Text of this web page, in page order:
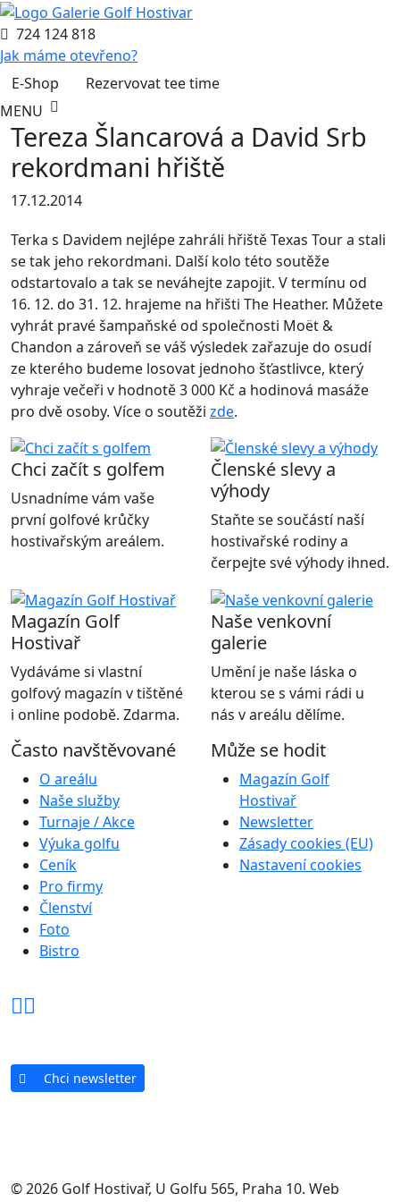
724 124 818
Jak máme otevřeno?
E-Shop
Rezervovat tee time
MENU
Tereza Šlancarová a David Srb
rekordmani hřiště
17.12.2014
Terka s Davidem nejlépe zahráli hřiště Texas Tour a stali
se tak jeho rekordmani. Další kolo této soutěže
odstartovalo a tak se neváhejte zapojit. V termínu od
16. 12. do 31. 12. hrajeme na hřišti The Heather. Můžete
vyhrát pravé šampaňské od společnosti Moët &
Chandon a zároveň se váš výsledek zařazuje do osudí
ze kterého budeme losovat jednoho šťastlivce, který
vyhraje večeři v hodnotě 3 000 Kč a hodinová masáže
pro dvě osoby. Více o soutěži zde.
Chci začít s golfem
Usnadníme vám vaše
první golfové krůčky
hostivařským areálem.
Členské slevy a
výhody
Staňte se součástí naší
hostivařské rodiny a
čerpejte své výhody ihned.
Magazín Golf
Hostivař
Vydáváme si vlastní
golfový magazín v tištěné
i online podobě. Zdarma.
Naše venkovní
galerie
Umění je naše láska o
kterou se s vámi rádi u
nás v areálu dělíme.
Často navštěvované
O areálu
Naše služby
Turnaje / Akce
Výuka golfu
Ceník
Pro firmy
Členství
Foto
Bistro
Může se hodit
Magazín Golf
Hostivař
Newsletter
Zásady cookies (EU)
Nastavení cookies
Chci newsletter
© 2026 Golf Hostivař, U Golfu 565, Praha 10. Web